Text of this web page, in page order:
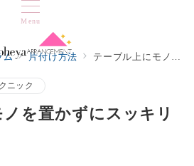
Menu
ム 片付け方法 テーブル上にモノを置かずにスッキリさせる方法
ニック
を置かずにスッキリ